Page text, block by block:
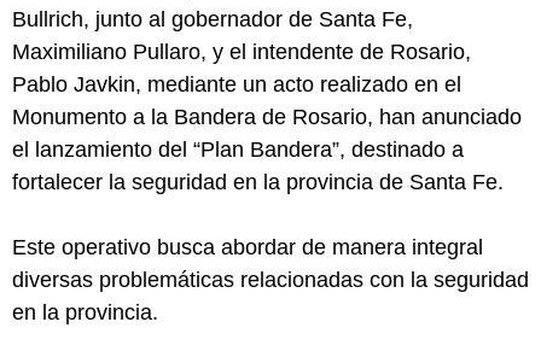
Bullrich, junto al gobernador de Santa Fe,
Maximiliano Pullaro, y el intendente de Rosario,
Pablo Javkin, mediante un acto realizado en el
Monumento a la Bandera de Rosario, han anunciado
el lanzamiento del “Plan Bandera”, destinado a
fortalecer la seguridad en la provincia de Santa Fe.
Este operativo busca abordar de manera integral
diversas problemáticas relacionadas con la seguridad
en la provincia.